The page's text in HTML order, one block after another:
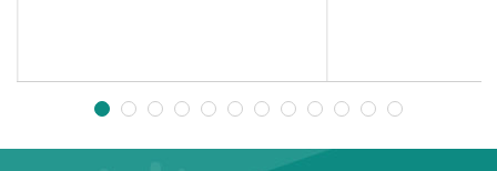
1 2 3 4 5 6 7 8 9 10 11 12